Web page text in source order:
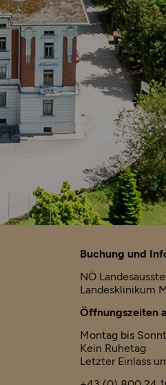
Buchung und
NÖ
Landesklinikum
Öffnungszeiten
Montag bis
Kein Ruhetag
Letzter Einlass